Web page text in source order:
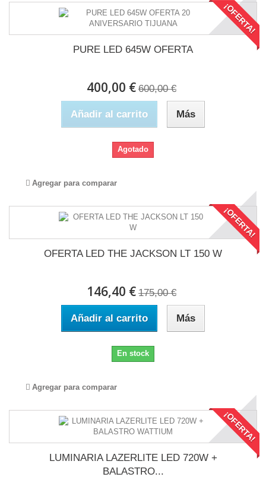
¡OFERTA!
PURE LED 645W OFERTA
400,00 € 600,00 €
Añadir al carrito Más
Agotado
Agregar para comparar
¡OFERTA!
OFERTA LED THE JACKSON LT 150 W
146,40 € 175,00 €
Añadir al carrito Más
En stock
Agregar para comparar
¡OFERTA!
LUMINARIA LAZERLITE LED 720W +
BALASTRO...